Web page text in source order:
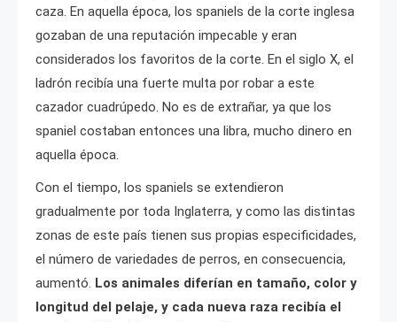
caza. En aquella época, los spaniels de la corte inglesa
gozaban de una reputación impecable y eran
considerados los favoritos de la corte. En el siglo X, el
ladrón recibía una fuerte multa por robar a este
cazador cuadrúpedo. No es de extrañar, ya que los
spaniel costaban entonces una libra, mucho dinero en
aquella época.
Con el tiempo, los spaniels se extendieron
gradualmente por toda Inglaterra, y como las distintas
zonas de este país tienen sus propias especificidades,
el número de variedades de perros, en consecuencia,
aumentó. Los animales diferían en tamaño, color y
longitud del pelaje, y cada nueva raza recibía el